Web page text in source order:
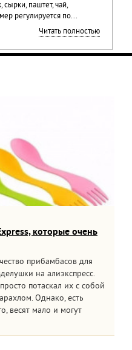
сырки, паштет, чай,
регулируется по...
Читать полностью
которые очень
прибамбасов для
на алиэкспресс.
потаскал их с собой
Однако, есть
весят мало и могут